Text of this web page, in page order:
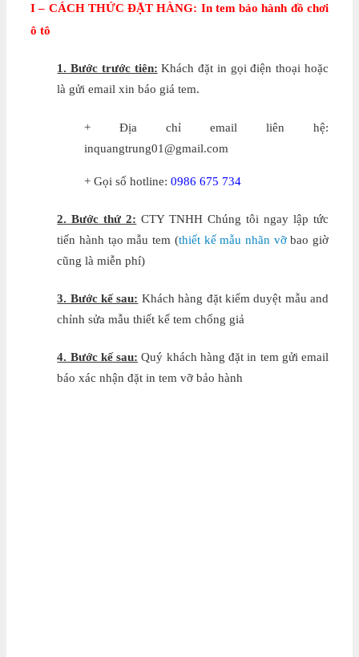
I – CÁCH THỨC ĐẶT HÀNG: In tem bảo hành đồ chơi
ô tô
1. Bước trước tiên: Khách đặt in gọi điện thoại hoặc
là gửi email xin báo giá tem.
+ Địa chỉ email liên hệ:
inquangtrung01@gmail.com
+ Gọi số hotline: 0986 675 734
2. Bước thứ 2: CTY TNHH Chúng tôi ngay lập tức
tiến hành tạo mẫu tem (thiết kế mẫu nhãn vỡbao giờ
cũng là miễn phí)
3. Bước kế sau: Khách hàng đặt kiểm duyệt mẫu and
chỉnh sửa mẫu thiết kế tem chống giả
4. Bước kế sau: Quý khách hàng đặt in tem gửi email
báo xác nhận đặt in tem vỡ bảo hành